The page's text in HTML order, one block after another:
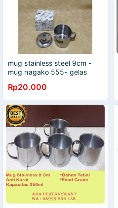
mug stainless steel 9cm -
mug nagako 555- gelas
Rp20.000